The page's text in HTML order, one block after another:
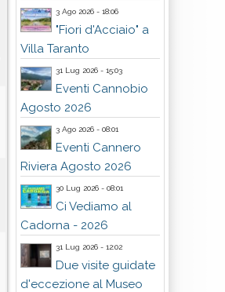
3 Ago 2026 - 18:06
"Fiori d'Acciaio" a
Villa Taranto
31 Lug 2026 - 15:03
Eventi Cannobio
Agosto 2026
3 Ago 2026 - 08:01
Eventi Cannero
Riviera Agosto 2026
30 Lug 2026 - 08:01
Ci Vediamo al
Cadorna - 2026
31 Lug 2026 - 12:02
Due visite guidate
d'eccezione al Museo